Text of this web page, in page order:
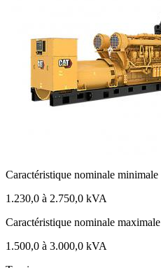
Caractéristique nominale minimale
1.230,0 à 2.750,0 kVA
Caractéristique nominale maximale
1.500,0 à 3.000,0 kVA